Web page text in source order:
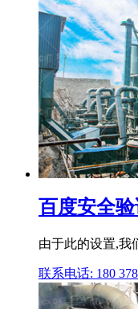
百度安全
由于此的设置,我
联系电话: 180